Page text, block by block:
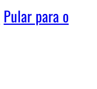
Pular para o